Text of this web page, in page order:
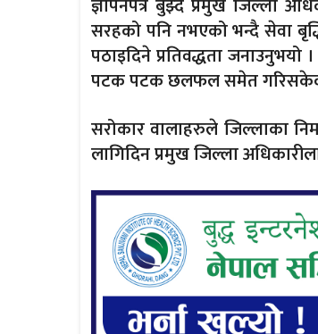
ज्ञापनपत्र बुझ्दै प्रमुख जिल्ला
सरहको पनि नभएको भन्दै सेवा
पठाइदिने प्रतिवद्धता
पटक पटक छलफल समेत
सरोकार वालाहरुले जिल्लाका
लागिदिन प्रमुख जिल्ला